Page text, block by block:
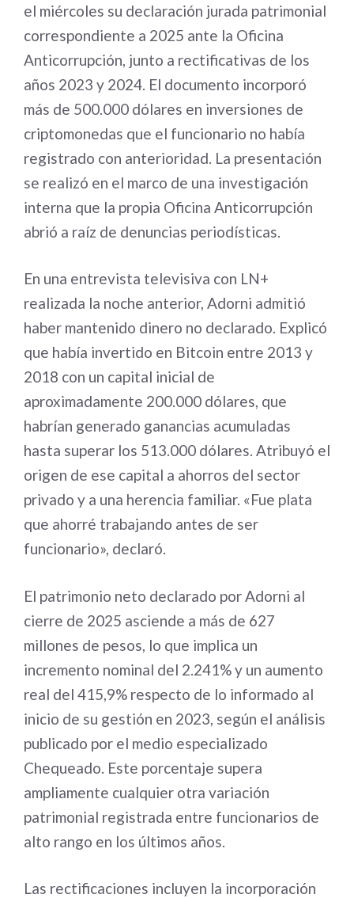
el miércoles su declaración jurada patrimonial
correspondiente a 2025 ante la Oficina
Anticorrupción, junto a rectificativas de los
años 2023 y 2024. El documento incorporó
más de 500.000 dólares en inversiones de
criptomonedas que el funcionario no había
registrado con anterioridad. La presentación
se realizó en el marco de una investigación
interna que la propia Oficina Anticorrupción
abrió a raíz de denuncias periodísticas.
En una entrevista televisiva con LN+
realizada la noche anterior, Adorni admitió
haber mantenido dinero no declarado. Explicó
que había invertido en Bitcoin entre 2013 y
2018 con un capital inicial de
aproximadamente 200.000 dólares, que
habrían generado ganancias acumuladas
hasta superar los 513.000 dólares. Atribuyó el
origen de ese capital a ahorros del sector
privado y a una herencia familiar. «Fue plata
que ahorré trabajando antes de ser
funcionario», declaró.
El patrimonio neto declarado por Adorni al
cierre de 2025 asciende a más de 627
millones de pesos, lo que implica un
incremento nominal del 2.241% y un aumento
real del 415,9% respecto de lo informado al
inicio de su gestión en 2023, según el análisis
publicado por el medio especializado
Chequeado. Este porcentaje supera
ampliamente cualquier otra variación
patrimonial registrada entre funcionarios de
alto rango en los últimos años.
Las rectificaciones incluyen la incorporación